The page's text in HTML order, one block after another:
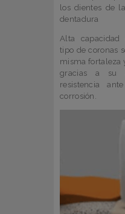
los dientes de
dentadura
Alta capacidad
tipo de coronas
misma fortaleza
gracias a su
resistencia
corrosión.